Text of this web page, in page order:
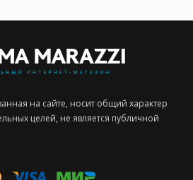
на сайте, носит общий характер
целей, не является публичной